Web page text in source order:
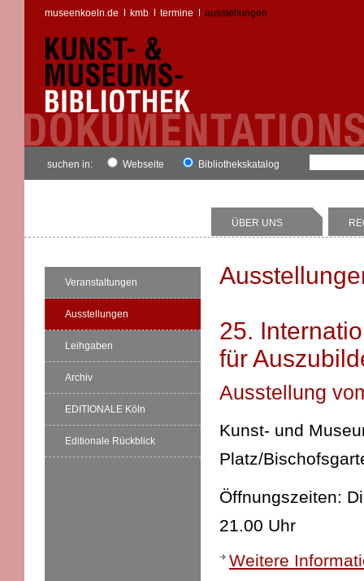
museenkoeln.de kmb termine ausstellungen
suchen in: Webseite Bibliothekskatalog
ÜBER UNS
Veranstaltungen
Ausstellungen
Leihgaben
Archiv
EDITIONALE Köln
Editionale Rückblick
25.
für
Ausstellung
Kunst- und
Platz/
Öffnungszeiten:
21.00 Uhr
Weitere